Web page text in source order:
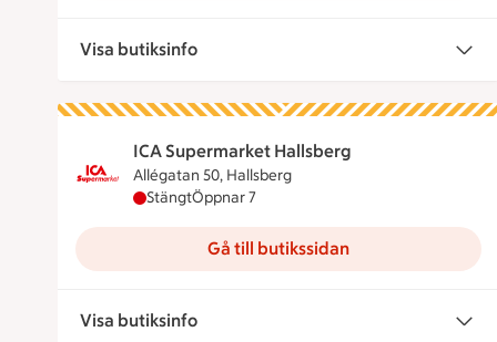
Visa butiksinfo
ICA Supermarket Hallsberg
Allégatan 50, Hallsberg
ICA Supermarket Hallsberg har stängt,
StängtÖppnar 7
Gå till butikssidan
Visa butiksinfo